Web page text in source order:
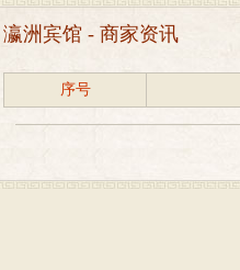
瀛洲宾馆 - 商家资讯
序号